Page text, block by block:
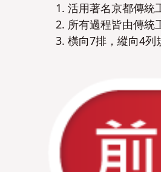
活用著名京都傳統
所有過程皆由傳統
橫向7排，縱向4